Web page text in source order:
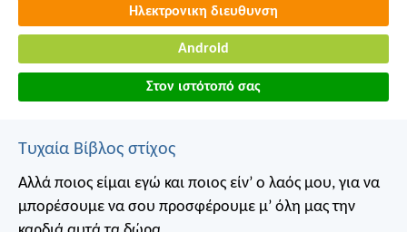
Ηλεκτρονικη διευθυνση
Android
Στον ιστότοπό σας
Τυχαία Βίβλος στίχος
Αλλά ποιος είμαι εγώ και ποιος είν’ ο λαός μου, για να
μπορέσουμε να σου προσφέρουμε μ’ όλη μας την